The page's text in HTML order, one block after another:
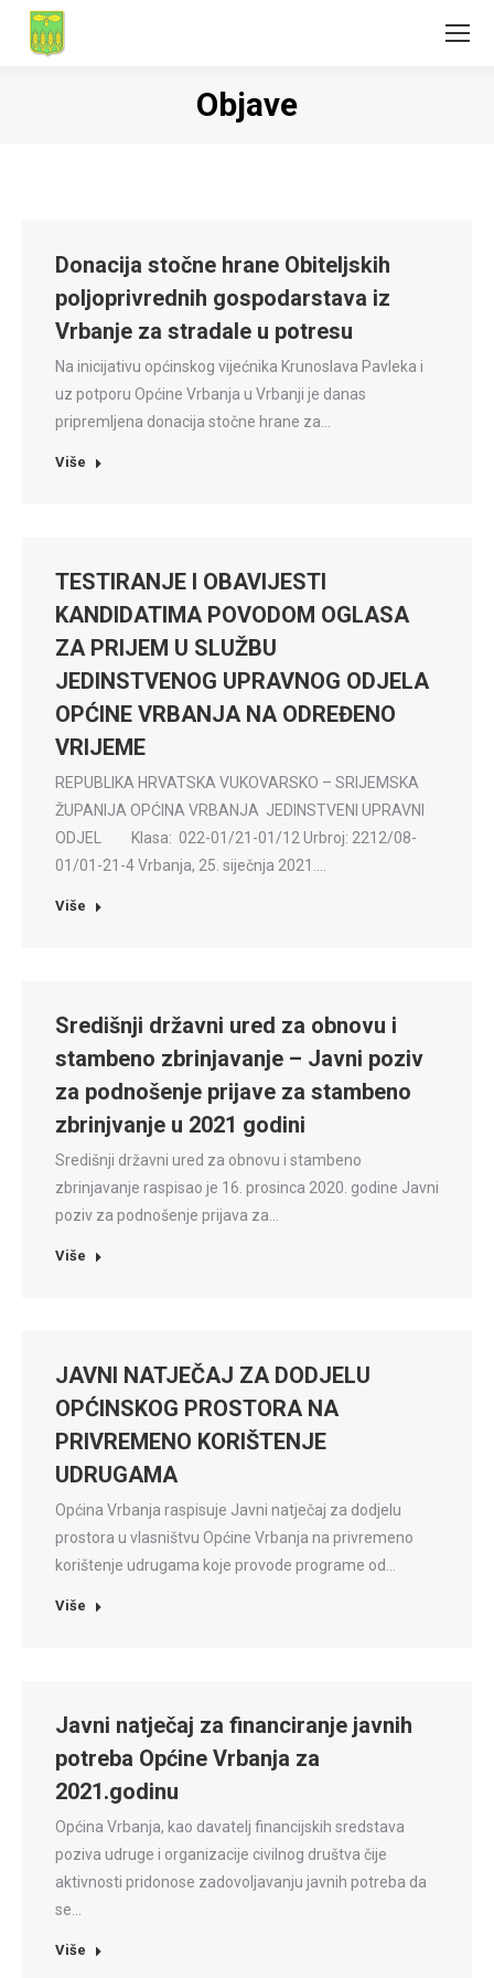
Objave
Donacija stočne hrane Obiteljskih
poljoprivrednih gospodarstava iz
Vrbanje za stradale u potresu
Na inicijativu općinskog vijećnika Krunoslava Pavleka i
uz potporu Općine Vrbanja u Vrbanji je danas
pripremljena donacija stočne hrane za…
Više
TESTIRANJE I OBAVIJESTI
KANDIDATIMA POVODOM OGLASA
ZA PRIJEM U SLUŽBU
JEDINSTVENOG UPRAVNOG ODJELA
OPĆINE VRBANJA NA ODREĐENO
VRIJEME
REPUBLIKA HRVATSKA VUKOVARSKO – SRIJEMSKA
ŽUPANIJA OPĆINA VRBANJA JEDINSTVENI UPRAVNI
ODJEL Klasa: 022-01/21-01/12 Urbroj: 2212/08-
01/01-21-4 Vrbanja, 25. siječnja 2021.…
Više
Središnji državni ured za obnovu i
stambeno zbrinjavanje – Javni poziv
za podnošenje prijave za stambeno
zbrinjvanje u 2021 godini
Središnji državni ured za obnovu i stambeno
zbrinjavanje raspisao je 16. prosinca 2020. godine Javni
poziv za podnošenje prijava za…
Više
JAVNI NATJEČAJ ZA DODJELU
OPĆINSKOG PROSTORA NA
PRIVREMENO KORIŠTENJE
UDRUGAMA
Općina Vrbanja raspisuje Javni natječaj za dodjelu
prostora u vlasništvu Općine Vrbanja na privremeno
korištenje udrugama koje provode programe od…
Više
Javni natječaj za financiranje javnih
potreba Općine Vrbanja za
2021.godinu
Općina Vrbanja, kao davatelj financijskih sredstava
poziva udruge i organizacije civilnog društva čije
aktivnosti pridonose zadovoljavanju javnih potreba da
se…
Više